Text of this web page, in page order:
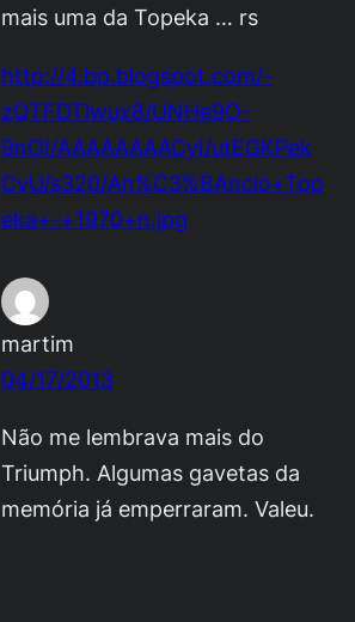
mais uma da Topeka … rs
http://4.bp.blogspot.com/-
zQTFDTlwux8/UNHe9O-
9nOI/AAAAAAAACyI/utEGKPek
CvU/s320/An%C3%BAncio+Top
eka+-+1970+n.jpg
martim
04/17/2013
Não me lembrava mais do
Triumph. Algumas gavetas da
memória já emperraram. Valeu.